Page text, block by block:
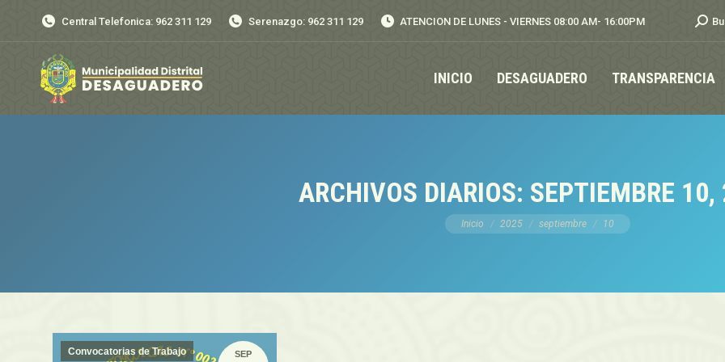
Central Telefonica: 962 311 129 Serenazgo: 962 311 129 ATENCION DE LUNES - VIERNES 08:00 AM- 16:00PM
INICIO DESAGUADERO TRANSPARENCIA
ARCHIVOS DIARIOS: SEPTIEMBRE
Estás aquí:
Inicio 2025 septiembre 10
SEP
Convocatorias de Trabajo